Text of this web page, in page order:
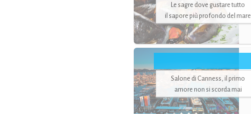
Le sagre dove gustare tutto
il sapore più profondo del mare
Salone di Canness, il primo
amore non si scorda mai